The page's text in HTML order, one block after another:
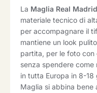
La Maglia Real
materiale tecnico di
per accompagnare il
mantiene un look
partita, per le foto con
senza spendere
in tutta Europa in 8-
Maglia si abbina bene